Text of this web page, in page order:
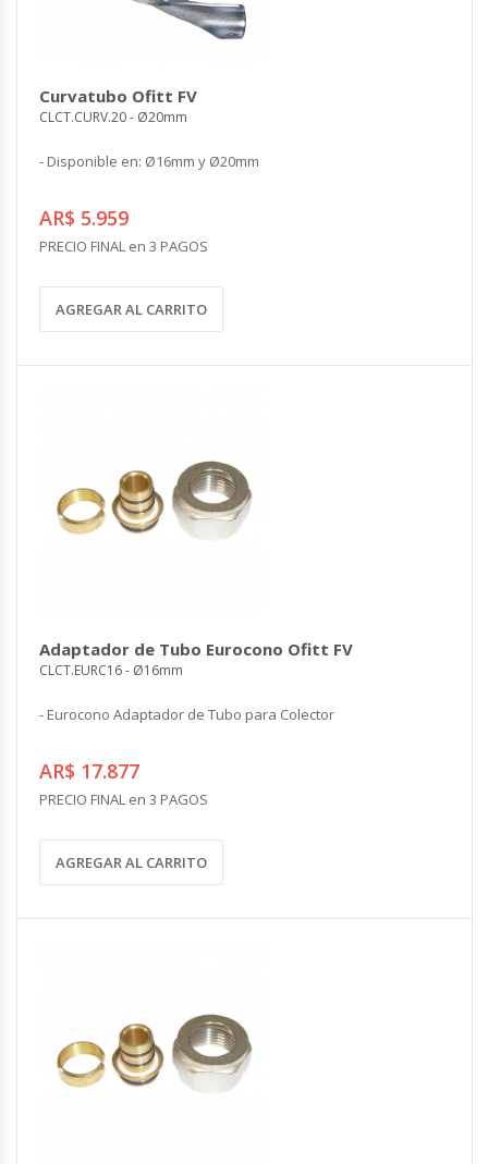
Curvatubo Ofitt FV
CLCT.CURV.20 - Ø20mm
- Disponible en: Ø16mm y Ø20mm
AR$ 5.959
PRECIO FINAL en 3 PAGOS
AGREGAR AL CARRITO
Adaptador de Tubo Eurocono Ofitt FV
CLCT.EURC16 - Ø16mm
- Eurocono Adaptador de Tubo para Colector
AR$ 17.877
PRECIO FINAL en 3 PAGOS
AGREGAR AL CARRITO